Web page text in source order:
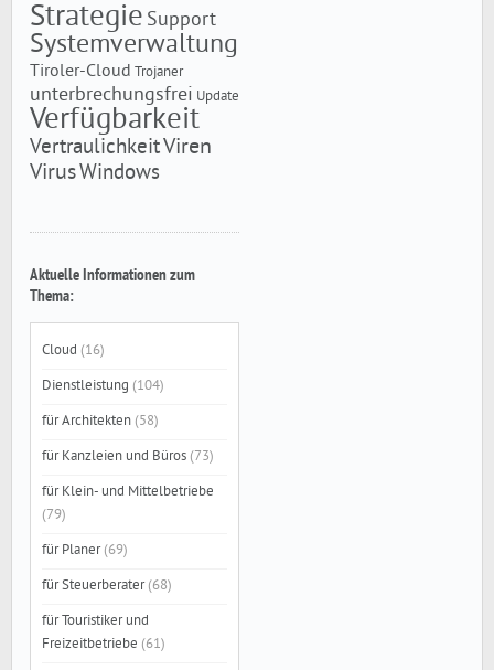
Strategie Support
Systemverwaltung
Tiroler-Cloud Trojaner
unterbrechungsfrei Update
Verfügbarkeit
VertraulichkeitViren
VirusWindows
Aktuelle Informationen zum
Thema:
Cloud (16)
Dienstleistung (104)
für Architekten(58)
für Kanzleien und Büros(73)
für Klein- und Mittelbetriebe
(79)
für Planer(69)
für Steuerberater(68)
für Touristiker und
Freizeitbetriebe (61)